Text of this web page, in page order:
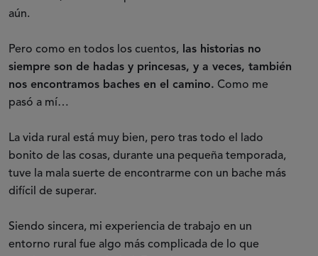
aún.
Pero como en todos los cuentos, las historias no
siempre son de hadas y princesas, y a veces, también
nos encontramos baches en el camino. Como me
pasó a mí…
La vida rural está muy bien, pero tras todo el lado
bonito de las cosas, durante una pequeña temporada,
tuve la mala suerte de encontrarme con un bache más
difícil de superar.
Siendo sincera, mi experiencia de trabajo en un
entorno rural fue algo más complicada de lo que